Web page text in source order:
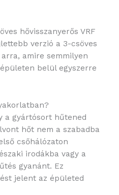
hővisszanyerős VRF
verzió a 3-csöves
amire semmilyen
belül egyszerre
a gyártósort hűtened
hőt nem a szabadba
csőhálózaton
irodákba vagy a
gyanánt. Ez
jelent az épületed